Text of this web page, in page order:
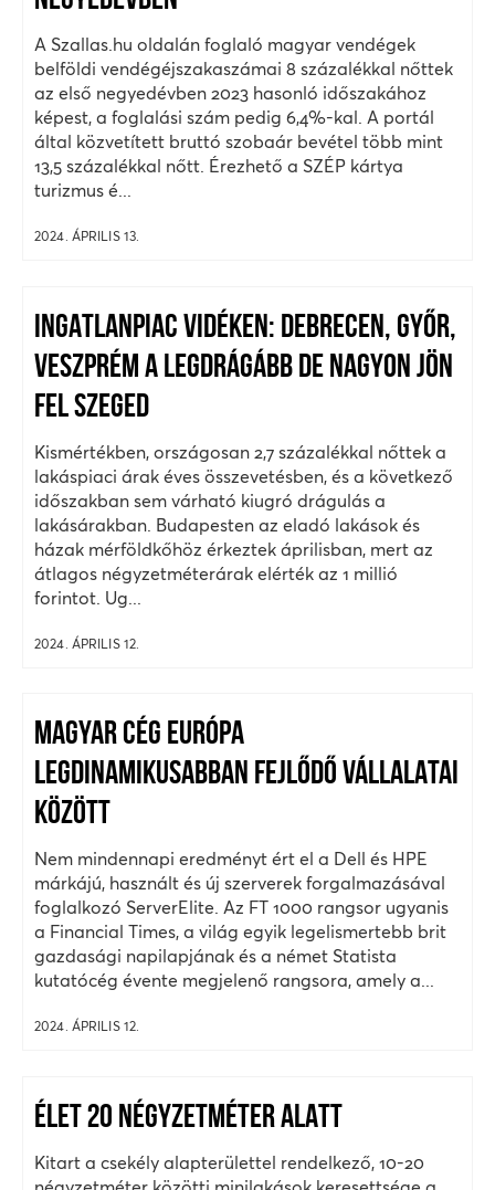
A Szallas.hu oldalán foglaló magyar vendégek
belföldi vendégéjszakaszámai 8 százalékkal nőttek
az első negyedévben 2023 hasonló időszakához
képest, a foglalási szám pedig 6,4%-kal. A portál
által közvetített bruttó szobaár bevétel több mint
13,5 százalékkal nőtt. Érezhető a SZÉP kártya
turizmus é...
2024. ÁPRILIS 13.
INGATLANPIAC VIDÉKEN: DEBRECEN, GYŐR,
VESZPRÉM A LEGDRÁGÁBB DE NAGYON JÖN
FEL SZEGED
Kismértékben, országosan 2,7 százalékkal nőttek a
lakáspiaci árak éves összevetésben, és a következő
időszakban sem várható kiugró drágulás a
lakásárakban. Budapesten az eladó lakások és
házak mérföldkőhöz érkeztek áprilisban, mert az
átlagos négyzetméterárak elérték az 1 millió
forintot. Ug...
2024. ÁPRILIS 12.
MAGYAR CÉG EURÓPA
LEGDINAMIKUSABBAN FEJLŐDŐ VÁLLALATAI
KÖZÖTT
Nem mindennapi eredményt ért el a Dell és HPE
márkájú, használt és új szerverek forgalmazásával
foglalkozó ServerElite. Az FT 1000 rangsor ugyanis
a Financial Times, a világ egyik legelismertebb brit
gazdasági napilapjának és a német Statista
kutatócég évente megjelenő rangsora, amely a...
2024. ÁPRILIS 12.
ÉLET 20 NÉGYZETMÉTER ALATT
Kitart a csekély alapterülettel rendelkező, 10-20